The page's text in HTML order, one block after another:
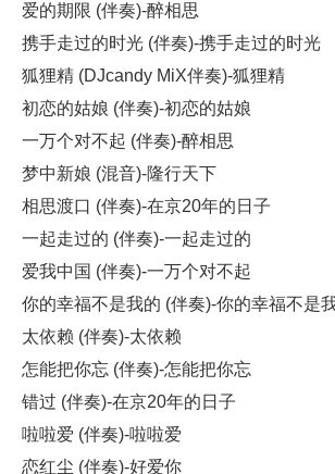
爱的期限 (伴奏)-醉相思
携手走过的时光 (伴奏)-携手走过的时光
狐狸精 (DJcandy MiX伴奏)-狐狸精
初恋的姑娘 (伴奏)-初恋的姑娘
一万个对不起 (伴奏)-醉相思
梦中新娘 (混音)-隆行天下
相思渡口 (伴奏)-在京20年的日子
一起走过的 (伴奏)-一起走过的
爱我中国 (伴奏)-一万个对不起
你的幸福不是我的 (伴奏)-你的幸福不是
太依赖 (伴奏)-太依赖
怎能把你忘 (伴奏)-怎能把你忘
错过 (伴奏)-在京20年的日子
啦啦爱 (伴奏)-啦啦爱
恋红尘 (伴奏)-好爱你